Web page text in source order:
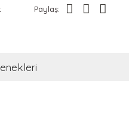
Paylaş: